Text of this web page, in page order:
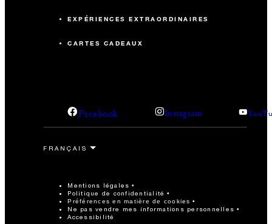
EXPÉRIENCES EXTRAORDINAIRES
CARTES CADEAUX
Facebook Instagram
Mentions légales
Politique de confidentialité
Préférences en matière de cookies
Ne pas vendre mes informations personnelles
Accessibilité